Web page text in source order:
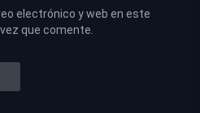
electrónico y web en este
que comente.